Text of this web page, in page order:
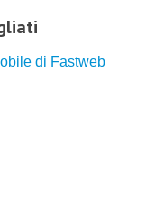
di Fastweb